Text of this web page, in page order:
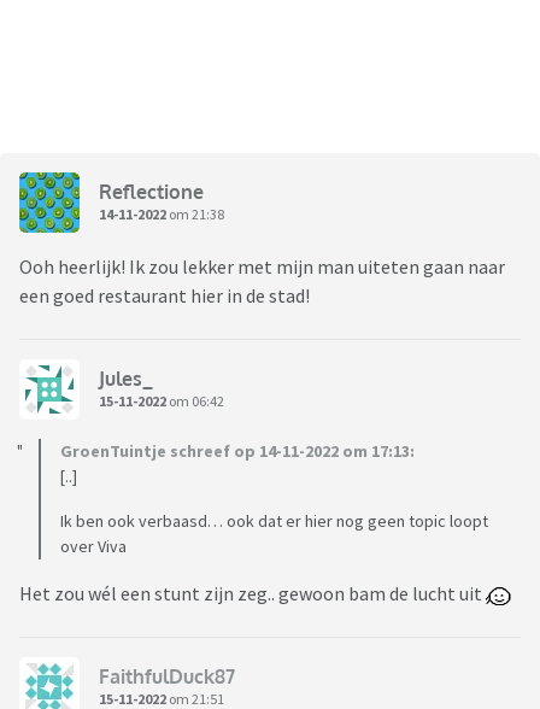
Reflectione
14-11-2022 om 21:38
Ooh heerlijk! Ik zou lekker met mijn man uiteten gaan naar
een goed restaurant hier in de stad!
Jules_
15-11-2022 om 06:42
GroenTuintje schreef op 14-11-2022 om 17:13:
[..]
Ik ben ook verbaasd… ook dat er hier nog geen topic loopt
over Viva
Het zou wél een stunt zijn zeg.. gewoon bam de lucht uit
FaithfulDuck87
15-11-2022 om 21:51